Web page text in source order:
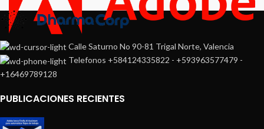
Calle Saturno No 90-81 Trigal Norte, Valencia
Telefonos +584124335822 - +593963577479 -
+16469789128
PUBLICACIONES RECIENTES